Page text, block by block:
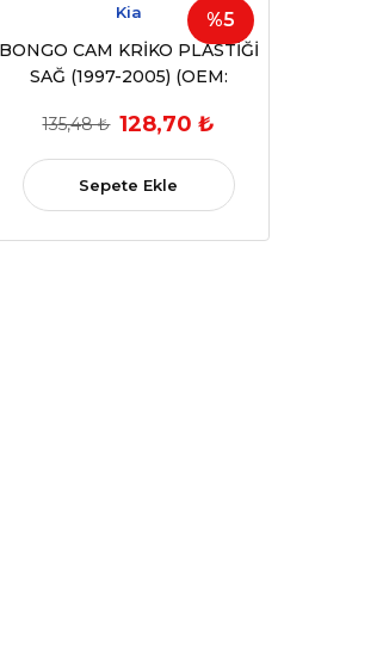
%5
Kia
BONGO CAM KRİKO PLASTİĞİ
SAĞ (1997-2005) (OEM:
135,48 ₺ 128,70 ₺
Sepete Ekle